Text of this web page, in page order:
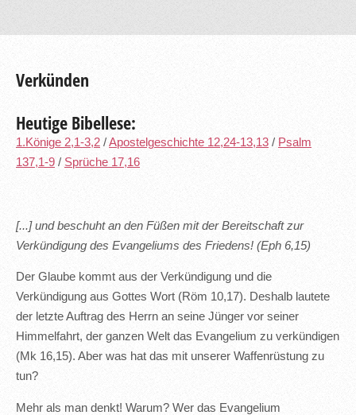
Verkünden
Heutige Bibellese:
1.Könige 2,1-3,2 /Apostelgeschichte 12,24-13,13 / Psalm
137,1-9 / Sprüche 17,16
[...] und beschuht an den Füßen mit der Bereitschaft zur
Verkündigung des Evangeliums des Friedens! (Eph 6,15)
Der Glaube kommt aus der Verkündigung und die
Verkündigung aus Gottes Wort (Röm 10,17). Deshalb lautete
der letzte Auftrag des Herrn an seine Jünger vor seiner
Himmelfahrt, der ganzen Welt das Evangelium zu verkündigen
(Mk 16,15). Aber was hat das mit unserer Waffenrüstung zu
tun?
Mehr als man denkt! Warum? Wer das Evangelium